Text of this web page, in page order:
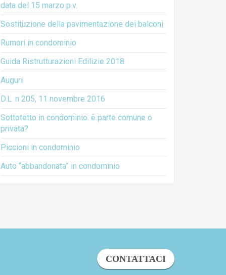
data del 15 marzo p.v.
Sostituzione della pavimentazione dei balconi
Rumori in condominio
Guida Ristrutturazioni Edilizie 2018
Auguri
D.L. n 205, 11 novembre 2016
Sottotetto in condominio: è parte comune o
privata?
Piccioni in condominio
Auto “abbandonata” in condominio
CONTATTACI